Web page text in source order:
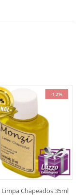
-12%
Chapeados 35ml